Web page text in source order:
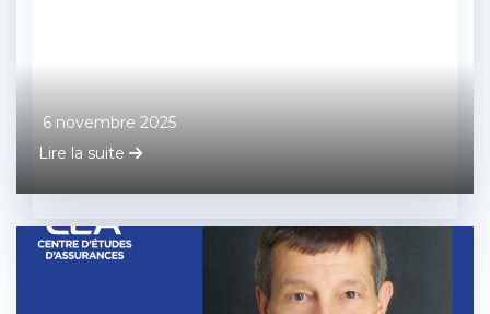
6 novembre 2025
Lire la suite